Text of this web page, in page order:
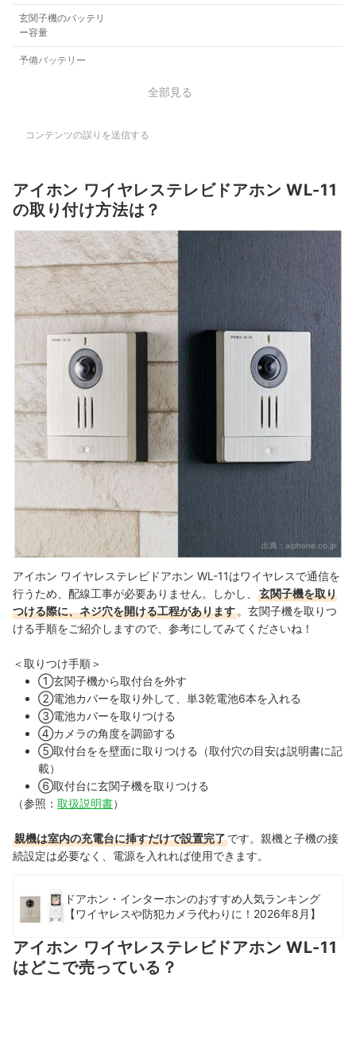
玄関子機のバッテリ
ー容量
予備バッテリー
全部見る
コンテンツの誤りを送信する
アイホン ワイヤレステレビドアホン WL-11
の取り付け方法は？
出典： aiphone.co.jp
アイホン ワイヤレステレビドアホン WL-11はワイヤレスで通信を
行うため、配線工事が必要ありません。しかし、
玄関子機を取り
つける際に、ネジ穴を開ける工程があります 。玄関子機を取りつ
ける手順をご紹介しますので、参考にしてみてくださいね！
＜取りつけ手順＞
①玄関子機から取付台を外す
②電池カバーを取り外して、単3乾電池6本を入れる
③電池カバーを取りつける
④カメラの角度を調節する
⑤取付台をを壁面に取りつける（取付穴の目安は説明書に記
載）
⑥取付台に玄関子機を取りつける
（参照： 取扱説明書）
親機は室内の充電台に挿すだけで設置完了です。親機と子機の接
続設定は必要なく、電源を入れれば使用できます。
ドアホン・インターホンのおすすめ人気ランキング
【ワイヤレスや防犯カメラ代わりに！2026年8月】
アイホン ワイヤレステレビドアホン WL-11
はどこで売っている？